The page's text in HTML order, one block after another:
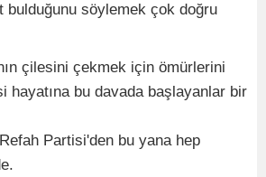
bulduğunu söylemek çok doğru
çilesini çekmek için ömürlerini
hayatına bu davada başlayanlar bir
Partisi'den bu yana hep